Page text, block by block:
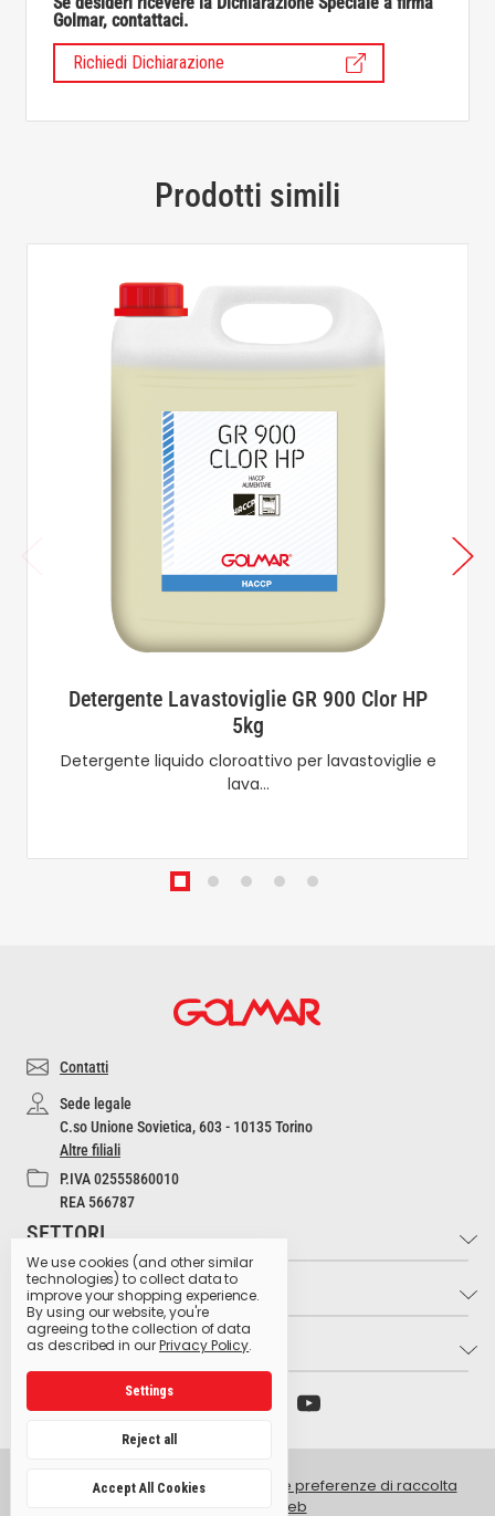
Golmar, contattaci.
Richiedi Dichiarazione
Prodotti simili
Detergente Lavastoviglie GR 900 Clor HP
5kg
Detergente liquido cloroattivo per lavastoviglie e
lava…
Contatti
Sede legale
C.so Unione Sovietica, 603 - 10135 Torino
Altre filiali
P.IVA 02555860010
REA 566787
SETTORI
Industria e Artigianato
Settore Medico
Settore Estetico
Hospitality
Produzione Agroalimentare
Retail e GDO
INFO
Contatti
Cultura dell'Igiene
Glossario dei pittogrammi
LINK UTILI
Archivio preparati pericolosi
Ministero della Salute
Centro antiveleni Niguarda
© 2026 Golmar Italia srl -
Gestisci le preferenze di raccolta
dati del sito web
We use cookies (and other similar
technologies) to collect data to
improve your shopping experience.
By using our website, you're
agreeing to the collection of data
as described in ourPrivacy Policy.
Settings
Reject all
Accept All Cookies